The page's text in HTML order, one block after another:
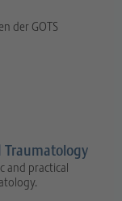
der GOTS
Traumatology
and practical